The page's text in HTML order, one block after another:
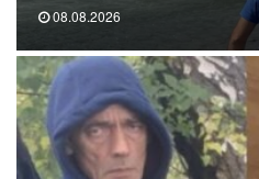
08.08.2026